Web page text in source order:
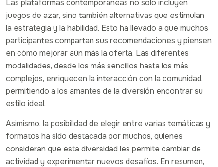
Las plataformas contemporáneas no solo incluyen
juegos de azar, sino también alternativas que estimulan
la estrategia y la habilidad. Esto ha llevado a que muchos
participantes compartan sus recomendaciones y piensen
en cómo mejorar aún más la oferta. Las diferentes
modalidades, desde los más sencillos hasta los más
complejos, enriquecen la interacción con la comunidad,
permitiendo a los amantes de la diversión encontrar su
estilo ideal.
Asimismo, la posibilidad de elegir entre varias temáticas y
formatos ha sido destacada por muchos, quienes
consideran que esta diversidad les permite cambiar de
actividad y experimentar nuevos desafíos. En resumen,